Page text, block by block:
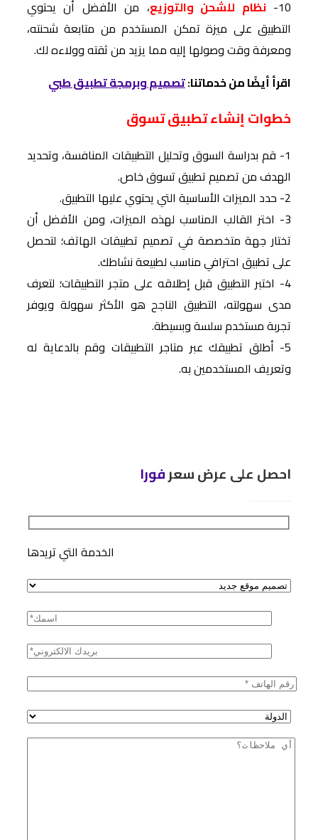
10- نظام للشحن والتوزيع، من الأفضل أن يحتوي
التطبيق على ميزة تمكن المستخدم من متابعة شحنته،
ومعرفة وقت وصولها إليه مما يزيد من ثقته وولاءه لك.
اقرأ أيضًا من خدماتنا:تصميم وبرمجة تطبيق طبي
خطوات إنشاء تطبيق تسوق
1- قم بدراسة السوق وتحليل التطبيقات المنافسة، وتحديد
الهدف من تصميم تطبيق تسوق خاص.
2- حدد الميزات الأساسية التي يحتوي عليها التطبيق.
3- اختر القالب المناسب لهذه الميزات، ومن الأفضل أن
تختار جهة متخصصة في تصميم تطبيقات الهاتف؛ لتحصل
على تطبيق احترافي مناسب لطبيعة نشاطك.
4- اختبر التطبيق قبل إطلاقه على متجر التطبيقات؛ لتعرف
مدى سهولته، التطبيق الناجح هو الأكثر سهولة ويوفر
تجربة مستخدم سلسة وبسيطة.
5- أطلق تطبيقك عبر متاجر التطبيقات وقم بالدعاية له
وتعريف المستخدمين به.
احصل على عرض سعرفورا
الخدمة التي تريدها